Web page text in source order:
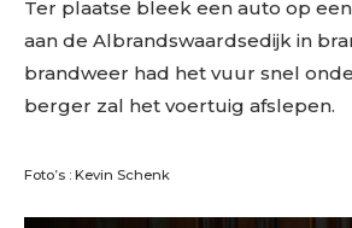
Ter plaatse bleek een auto op
aan de Albrandswaardsedijk in
brandweer had het vuur snel
berger zal het voertuig afslepen.
Foto’s : Kevin Schenk